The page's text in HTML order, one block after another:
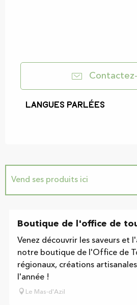
Langues parlées
Langues parlées
Vend ses produits ici
Est une étape de ...
Boutique de l'office de
Venez découvrir les saveurs et
notre boutique de l'Office de
régionaux, créations
l'année !
Le Mas-d'Azil